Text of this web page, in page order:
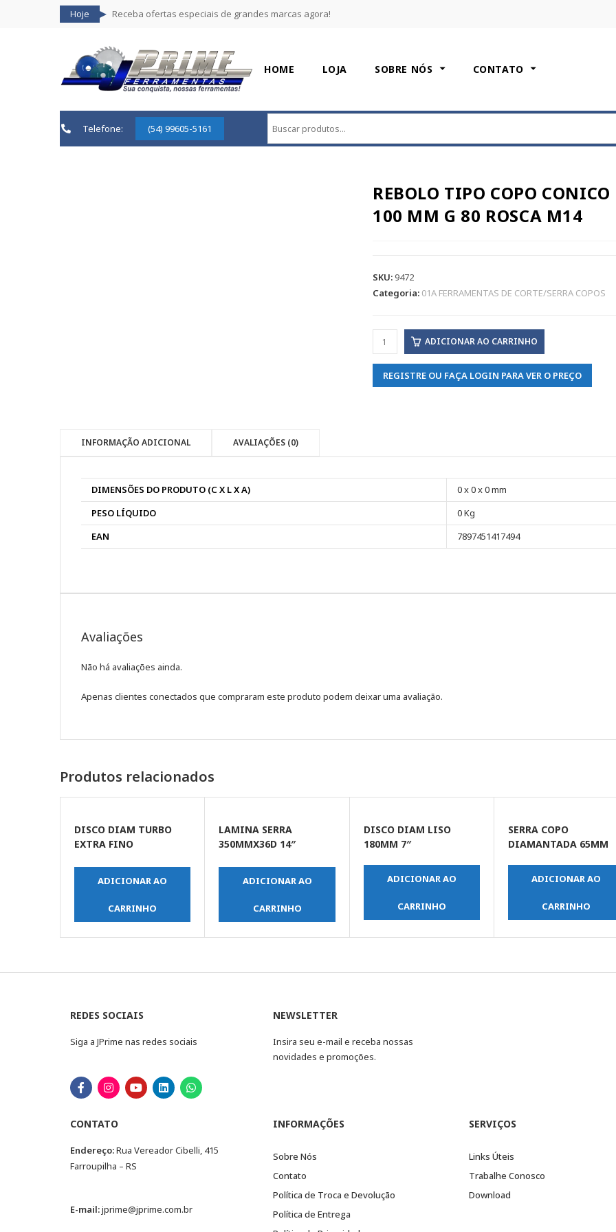
Hoje Receba ofertas especiais de grandes marcas agora!
HOME LOJA SOBRE NÓS CONTATO
Telefone: (54) 99605-5161
REBOLO TIPO COPO CONICO
100 MM G 80 ROSCA M14
SKU:9472
Categoria: 01A FERRAMENTAS DE CORTE/SERRA COPOS
ADICIONAR AO CARRINHO
REGISTRE OU FAÇA LOGIN PARA VER O PREÇO
INFORMAÇÃO ADICIONAL AVALIAÇÕES (0)
DIMENSÕES DO PRODUTO (C X L X A)
0 x 0 x 0 mm
PESO LÍQUIDO
0 Kg
EAN
7897451417494
Avaliações
Não há avaliações ainda.
Apenas clientes conectados que compraram este produto podem deixar uma avaliação.
Produtos relacionados
DISCO DIAM TURBO
EXTRA FINO
ADICIONAR AO
CARRINHO
LAMINA SERRA
350MMX36D 14″
ADICIONAR AO
CARRINHO
DISCO DIAM LISO
180MM 7″
ADICIONAR AO
CARRINHO
SERRA COPO
DIAMANTADA 65MM
ADICIONAR AO
CARRINHO
REDES SOCIAIS
Siga a JPrime nas redes sociais
NEWSLETTER
Insira seu e-mail e receba nossas
novidades e promoções.
CONTATO
Endereço:Rua Vereador Cibelli, 415
Farroupilha – RS
E-mail:jprime@jprime.com.br
INFORMAÇÕES
Sobre Nós
Contato
Política de Troca e Devolução
Política de Entrega
SERVIÇOS
Links Úteis
Trabalhe Conosco
Download